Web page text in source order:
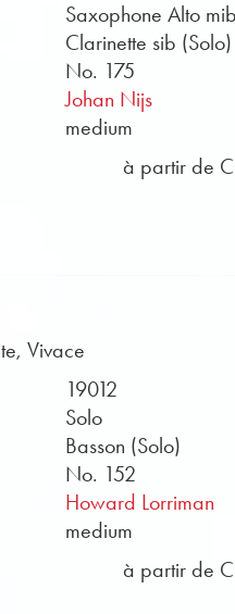
Saxophone Alto
Clarinette sib (Solo)
No. 175
Johan Nijs
medium
à partir de
Vivace
19012
Solo
Basson (Solo)
No. 152
Howard Lorriman
medium
à partir de